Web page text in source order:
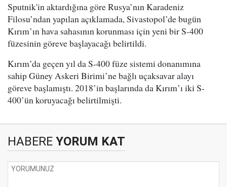
Sputnik'in aktardığına göre Rusya’nın Karadeniz
Filosu’ndan yapılan açıklamada, Sivastopol’de bugün
Kırım’ın hava sahasının korunması için yeni bir S-400
füzesinin göreve başlayacağı belirtildi.
Kırım’da geçen yıl da S-400 füze sistemi donanımına
sahip Güney Askeri Birimi’ne bağlı uçaksavar alayı
göreve başlamıştı. 2018’in başlarında da Kırım’ı iki S-
400’ün koruyacağı belirtilmişti.
HABERE YORUM KAT